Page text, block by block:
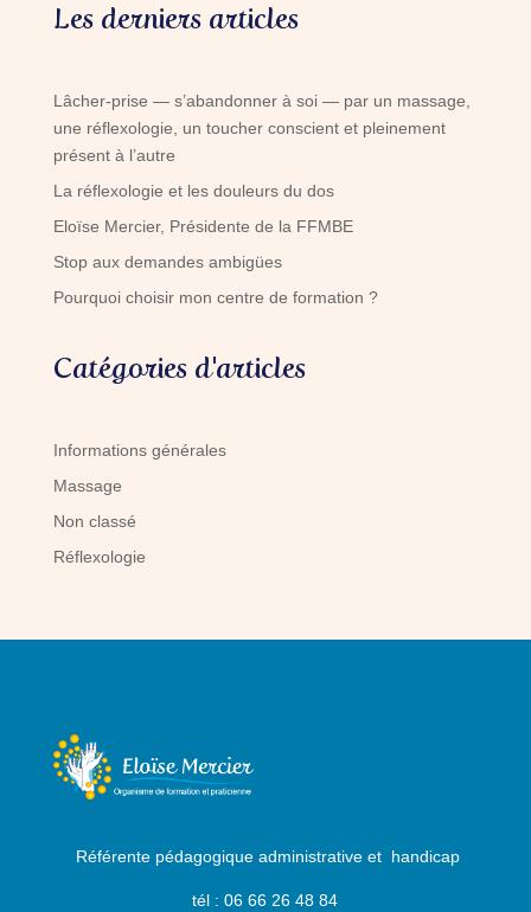
Les derniers articles
Lâcher-prise — s’abandonner à soi — par un massage,
une réflexologie, un toucher conscient et pleinement
présent à l’autre
La réflexologie et les douleurs du dos
Eloïse Mercier, Présidente de la FFMBE
Stop aux demandes ambigües
Pourquoi choisir mon centre de formation ?
Catégories d'articles
Informations générales
Massage
Non classé
Réflexologie
Référente pédagogique administrative et handicap
tél : 06 66 26 48 84